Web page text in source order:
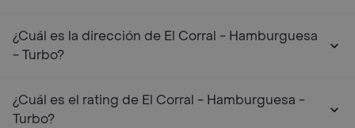
¿Cuál es la dirección de El Corral - Hamburguesa
- Turbo?
¿Cuál es el rating de El Corral - Hamburguesa -
Turbo?